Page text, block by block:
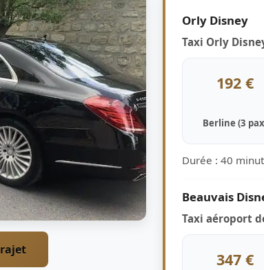
Orly Disney
Taxi Orly
192 €
Berline (3
Durée : 40
Beauvais
Taxi aéroport
347 €